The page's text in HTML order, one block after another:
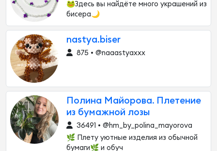
🐸Здесь вы найдёте много украшений из
бисера🌙
nastya.biser
875 • @naaastyaxxx
Полина Майорова. Плетение
из бумажной лозы
36491 • @hm_by_polina_mayorova
🌿 Плету уютные изделия из обычной
бумаги🌿 и обуч